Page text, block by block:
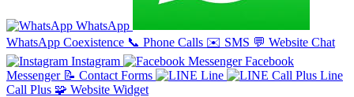
WhatsApp
WhatsApp Coexistence 📞 Phone Calls ✉️ SMS 💬 Website Chat
Instagram
Facebook
Messenger 📝 Contact Forms Line
Line
Call Plus 🧩 Website Widget